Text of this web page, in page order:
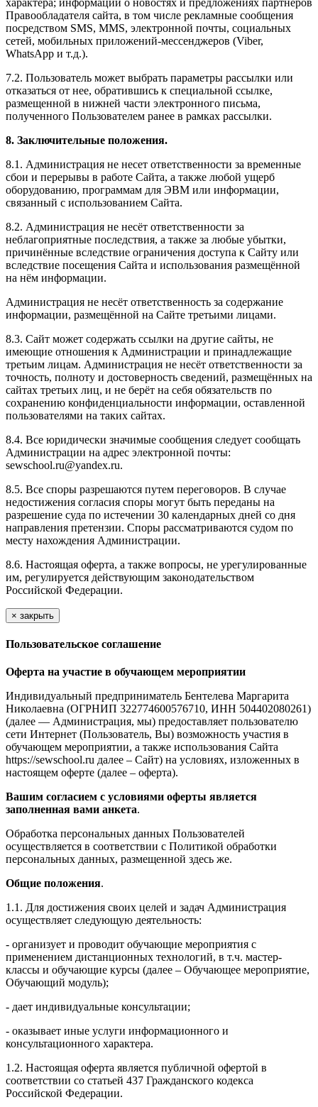
Правообладателя сайта, в том числе рекламные сообщения
посредством SMS, MMS, электронной почты, социальных
сетей, мобильных приложений-мессенджеров (Viber,
WhatsApp и т.д.).
7.2. Пользователь может выбрать параметры рассылки или
отказаться от нее, обратившись к специальной ссылке,
размещенной в нижней части электронного письма,
полученного Пользователем ранее в рамках рассылки.
8. Заключительные положения.
8.1. Администрация не несет ответственности за временные
сбои и перерывы в работе Сайта, а также любой ущерб
оборудованию, программам для ЭВМ или информации,
связанный с использованием Сайта.
8.2. Администрация не несёт ответственности за
неблагоприятные последствия, а также за любые убытки,
причинённые вследствие ограничения доступа к Сайту или
вследствие посещения Сайта и использования размещённой
на нём информации.
Администрация не несёт ответственность за содержание
информации, размещённой на Сайте третьими лицами.
8.3. Сайт может содержать ссылки на другие сайты, не
имеющие отношения к Администрации и принадлежащие
третьим лицам. Администрация не несёт ответственности за
точность, полноту и достоверность сведений, размещённых на
сайтах третьих лиц, и не берёт на себя обязательств по
сохранению конфиденциальности информации, оставленной
пользователями на таких сайтах.
8.4. Все юридически значимые сообщения следует сообщать
Администрации на адрес электронной почты:
sewschool.ru@yandex.ru.
8.5. Все споры разрешаются путем переговоров. В случае
недостижения согласия споры могут быть переданы на
разрешение суда по истечении 30 календарных дней со дня
направления претензии. Споры рассматриваются судом по
месту нахождения Администрации.
8.6. Настоящая оферта, а также вопросы, не урегулированные
им, регулируется действующим законодательством
Российской Федерации.
× закрыть
Пользовательское соглашение
Оферта на участие в обучающем мероприятии
Индивидуальный предприниматель Бентелева Маргарита
Николаевна (ОГРНИП 322774600576710, ИНН 504402080261)
(далее — Администрация, мы) предоставляет пользователю
сети Интернет (Пользователь, Вы) возможность участия в
обучающем мероприятии, а также использования Сайта
https://sewschool.ru далее – Сайт) на условиях, изложенных в
настоящем оферте (далее – оферта).
Вашим согласием с условиями оферты является
заполненная вами анкета.
Обработка персональных данных Пользователей
осуществляется в соответствии с Политикой обработки
персональных данных, размещенной здесь же.
Общие положения.
1.1. Для достижения своих целей и задач Администрация
осуществляет следующую деятельность:
- организует и проводит обучающие мероприятия с
применением дистанционных технологий, в т.ч. мастер-
классы и обучающие курсы (далее – Обучающее мероприятие,
Обучающий модуль);
- дает индивидуальные консультации;
- оказывает иные услуги информационного и
консультационного характера.
1.2. Настоящая оферта является публичной офертой в
соответствии со статьей 437 Гражданского кодекса
Российской Федерации.